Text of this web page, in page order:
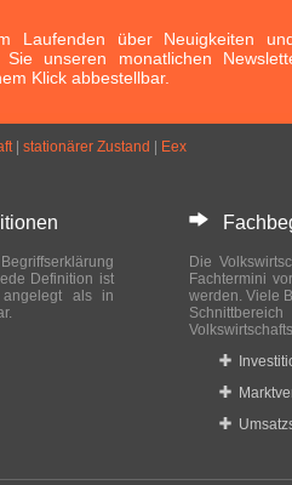
über Neuigkeiten
Sie unseren monatlichen
Klick abbestellbar.
| stationärer Zustand Eex
Definition ist
angelegt als in
Die
Fachtermini
werden. Viele